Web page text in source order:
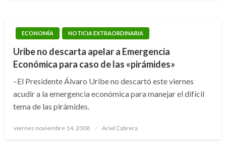
ECONOMÍA NOTICIA EXTRAORDINARIA
Uribe no descarta apelar a Emergencia
Económica para caso de las «pirámides»
–El Presidente Álvaro Uribe no descartó este viernes
acudir a la emergencia económica para manejar el difícil
tema de las pirámides.
Publicado
viernes noviembre 14, 2008 Ariel Cabrera